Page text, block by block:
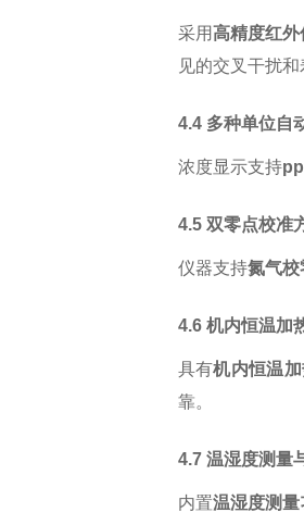
采用高精度红
见的交叉干扰
4.4 多种单位自
浓度显示支持
4.5 双零点校
仪器支持氮气校
4.6 机内恒温
具有机内恒温
靠。
4.7 温湿度测
内置温湿度测量